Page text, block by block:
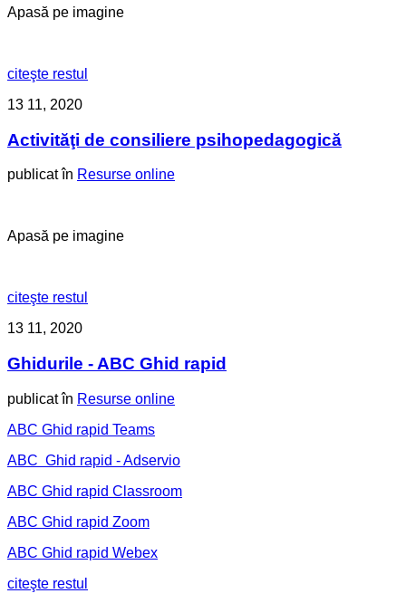
Apasă pe imagine
citeşte restul
13 11, 2020
Activităţi de consiliere psihopedagogică
publicat în Resurse online
Apasă pe imagine
citeşte restul
13 11, 2020
Ghidurile - ABC Ghid rapid
publicat în Resurse online
ABC Ghid rapid Teams
ABC Ghid rapid - Adservio
ABC Ghid rapid Classroom
ABC Ghid rapid Zoom
ABC Ghid rapid Webex
citeşte restul